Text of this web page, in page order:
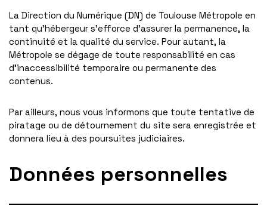
La Direction du Numérique (DN) de Toulouse Métropole en
tant qu’hébergeur s’efforce d’assurer la permanence, la
continuité et la qualité du service. Pour autant, la
Métropole se dégage de toute responsabilité en cas
d’inaccessibilité temporaire ou permanente des
contenus.
Par ailleurs, nous vous informons que toute tentative de
piratage ou de détournement du site sera enregistrée et
donnera lieu à des poursuites judiciaires.
Données personnelles